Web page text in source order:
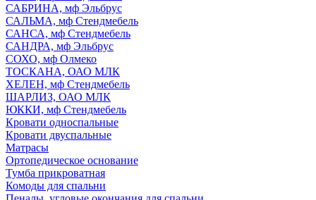
САБРИНА, мф Эльбрус
САЛЬМА, мф Стендмебель
САНСА, мф Стендмебель
САНДРА, мф Эльбрус
СОХО, мф Олмеко
ТОСКАНА, ОАО МЛК
ХЕЛЕН, мф Стендмебель
ШАРЛИЗ, ОАО МЛК
ЮККИ, мф Стендмебель
Кровати односпальные
Кровати двуспальные
Матрасы
Ортопедическое основание
Тумба прикроватная
Комоды для спальни